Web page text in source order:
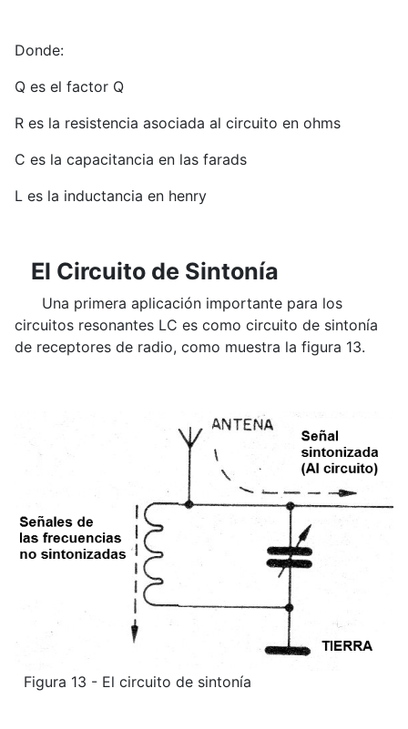
Donde:
Q es el factor Q
R es la resistencia asociada al circuito en ohms
C es la capacitancia en las farads
L es la inductancia en henry
El Circuito de Sintonía
Una primera aplicación importante para los
circuitos resonantes LC es como circuito de sintonía
de receptores de radio, como muestra la figura 13.
Figura 13 - El circuito de sintonía